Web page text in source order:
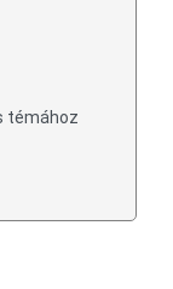
témához